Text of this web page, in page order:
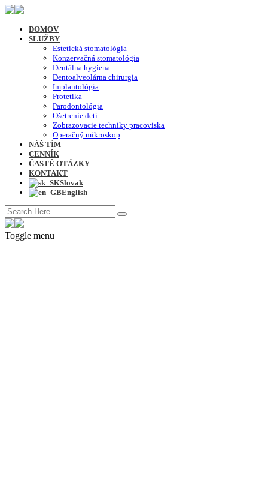
DOMOV
SLUŽBY
Estetická stomatológia
Konzervačná stomatológia
Dentálna hygiena
Dentoalveolárna chirurgia
Implantológia
Protetika
Parodontológia
Ošetrenie detí
Zobrazovacie techniky pracoviska
Operačný mikroskop
NÁŠ TÍM
CENNÍK
ČASTÉ OTÁZKY
KONTAKT
Slovak
English
Toggle menu